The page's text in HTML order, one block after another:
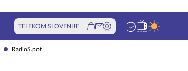
RadioS.pot
TELEKOM SLOVENIJE